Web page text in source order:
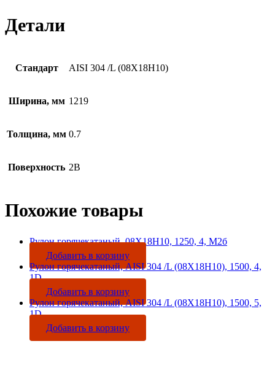
Детали
Стандарт AISI 304 /L (08Х18Н10)
Ширина, мм 1219
Толщина, мм 0.7
Поверхность 2B
Похожие товары
Рулон горячекатаный, 08Х18Н10, 1250, 4, М2б
Добавить в корзину
Рулон горячекатаный, AISI 304 /L (08Х18Н10), 1500, 4,
1D
Добавить в корзину
Рулон горячекатаный, AISI 304 /L (08Х18Н10), 1500, 5,
1D
Добавить в корзину